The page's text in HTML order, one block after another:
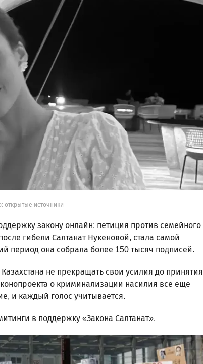
открытые источники
закону онлайн: петиция против семейного
гибели Салтанат Нукеновой, стала самой
период она собрала более 150 тысяч подписей.
не прекращать свои усилия до принятия
о криминализации насилия все еще
и каждый голос учитывается.
в поддержку «Закона Салтанат».